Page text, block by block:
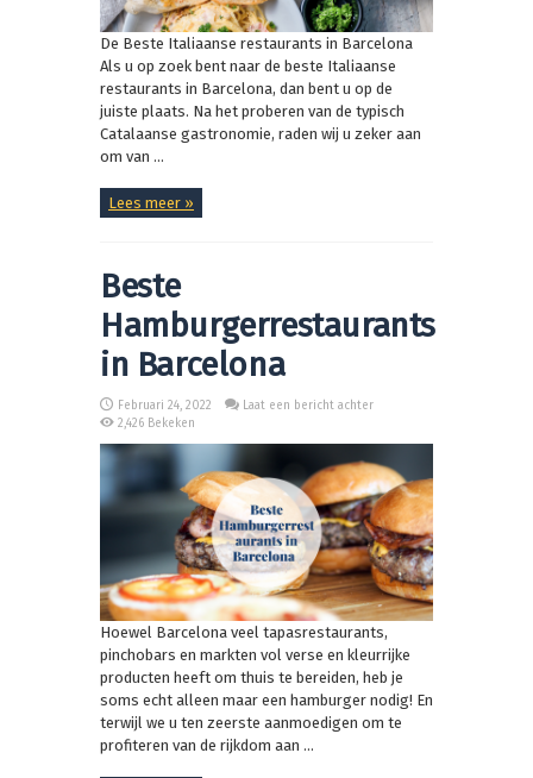
De Beste Italiaanse restaurants in Barcelona
Als u op zoek bent naar de beste Italiaanse
restaurants in Barcelona, dan bent u op de
juiste plaats. Na het proberen van de typisch
Catalaanse gastronomie, raden wij u zeker aan
om van ...
Lees meer »
Beste
Hamburgerrestaurants
in Barcelona
Februari 24, 2022
Laat een bericht achter
2,426 Bekeken
Hoewel Barcelona veel tapasrestaurants,
pinchobars en markten vol verse en kleurrijke
producten heeft om thuis te bereiden, heb je
soms echt alleen maar een hamburger nodig! En
terwijl we u ten zeerste aanmoedigen om te
profiteren van de rijkdom aan ...